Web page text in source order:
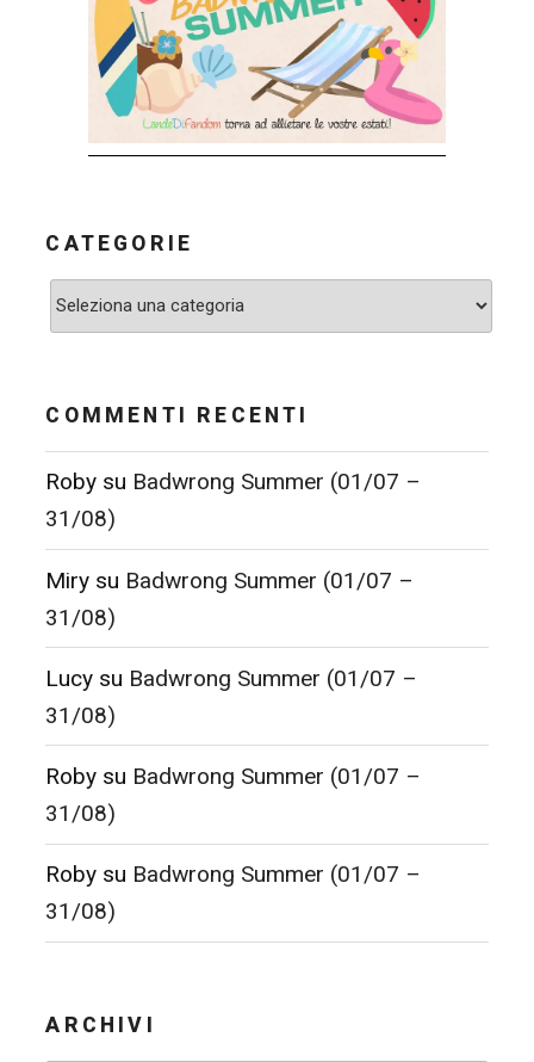
CATEGORIE
Categorie
COMMENTI RECENTI
Roby su Badwrong Summer (01/07 –
31/08)
Miry su Badwrong Summer (01/07 –
31/08)
Lucy su Badwrong Summer (01/07 –
31/08)
Roby su Badwrong Summer (01/07 –
31/08)
Roby su Badwrong Summer (01/07 –
31/08)
ARCHIVI